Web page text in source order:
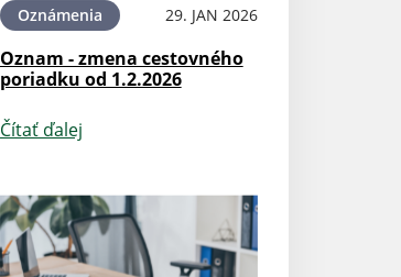
Oznámenia 29. JAN 2026
Oznam - zmena cestovného
poriadku od 1.2.2026
Čítať ďalej